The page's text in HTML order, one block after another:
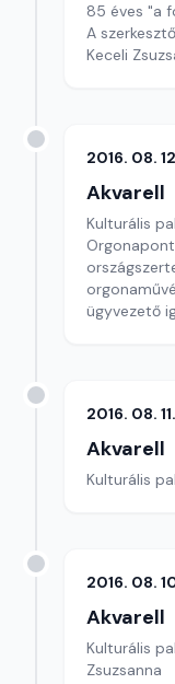
85 éves "a
A
Keceli
2016. 08.
Akvarell
Kulturális
ügyvezető
2016. 08. 11.
Akvarell
Kulturális
2016. 08.
Akvarell
Kulturális
Zsuzsanna